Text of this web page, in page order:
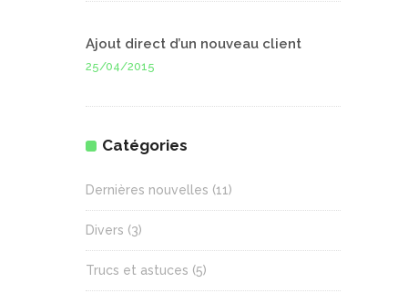
Ajout direct d’un nouveau client
25/04/2015
Catégories
Dernières nouvelles (11)
Divers (3)
Trucs et astuces (5)